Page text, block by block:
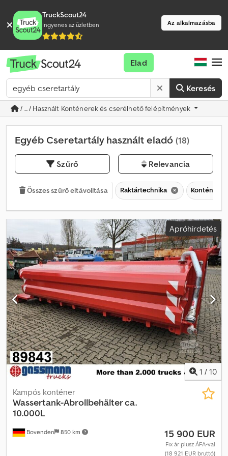
TruckScout24
Ingyenes az üzletben Az alkalmazásba
Keresés
Elad
/ ... / Használt Konténerek és cserélhető felépítmények
Egyéb Cseretartály használt eladó (18)
Szűrő Relevancia
Összes szűrő eltávolítása Raktártechnika
Apróhirdetés
1 / 10
Bovenden 850 km
Kampós konténer
Wassertank-Abrollbehälter ca.
10.000L
15 900 EUR
Fix ár plusz ÁFA-val
(18 921 EUR bruttó)